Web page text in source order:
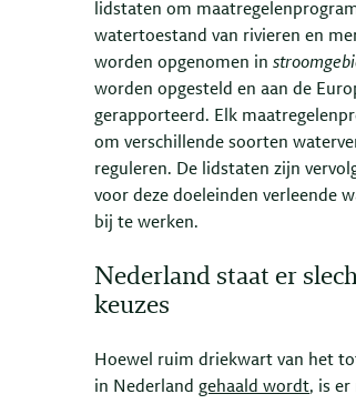
lidstaten om
watertoestand van rivieren en
worden opgenomen in
worden opgesteld en aan de
gerapporteerd. Elk
om verschillende soorten
reguleren. De lidstaten zijn
voor deze doeleinden verleende
bij te werken.
Nederland staat er
keuzes
Hoewel ruim driekwart van het
in Nederland gehaald wordt, is er